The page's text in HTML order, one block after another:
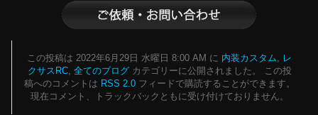
この投稿は 2022年6月29日 水曜日 8:00 AM に 内装カスタム, レ
クサスRC, 全てのブログカテゴリーに公開されました。 この投
稿へのコメントは RSS 2.0フィードで購読することができます。
現在コメント、トラックバックともに受け付けておりません。